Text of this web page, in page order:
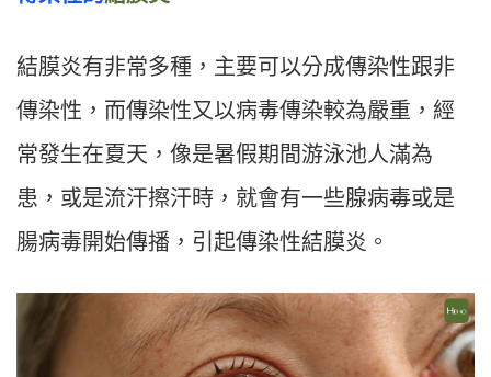
結膜炎有非常多種，主要可以分成傳染性跟非
傳染性，而傳染性又以病毒傳染較為嚴重，經
常發生在夏天，像是暑假期間游泳池人滿為
患，或是流汗擦汗時，就會有一些腺病毒或是
腸病毒開始傳播，引起傳染性結膜炎。